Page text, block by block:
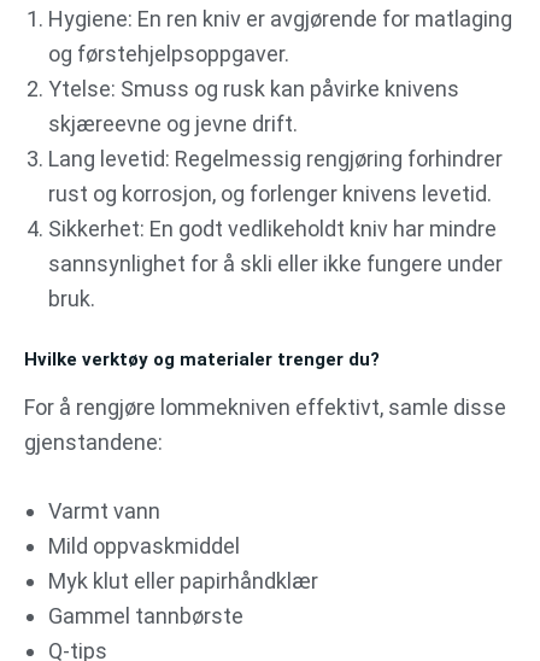
Hygiene: En ren kniv er avgjørende for matlaging
og førstehjelpsoppgaver.
Ytelse: Smuss og rusk kan påvirke knivens
skjæreevne og jevne drift.
Lang levetid: Regelmessig rengjøring forhindrer
rust og korrosjon, og forlenger knivens levetid.
Sikkerhet: En godt vedlikeholdt kniv har mindre
sannsynlighet for å skli eller ikke fungere under
bruk.
Hvilke verktøy og materialer trenger du?
For å rengjøre lommekniven effektivt, samle disse
gjenstandene:
Varmt vann
Mild oppvaskmiddel
Myk klut eller papirhåndklær
Gammel tannbørste
Q-tips